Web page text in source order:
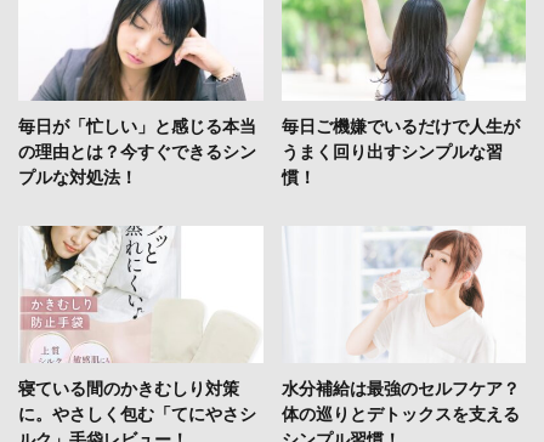
毎日が「忙しい」と感じる本当
の理由とは？今すぐできるシン
プルな対処法！
毎日ご機嫌でいるだけで人生が
うまく回り出すシンプルな習
慣！
寝ている間のかきむしり対策
に。やさしく包む「てにやさシ
水分補給は最強のセルフケア？
体の巡りとデトックスを支える